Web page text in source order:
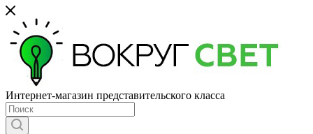
Интернет-магазин представительского класса